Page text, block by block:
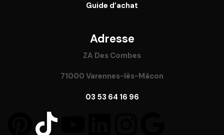
Guide d’achat
Adresse
ZA Des Combes
71000 Varennes-lès-Mâcon
03 53 64 16 96